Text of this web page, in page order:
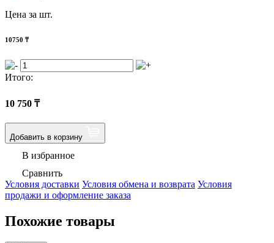
Цена за шт.
10750 ₸
Итого:
10 750 ₸
Добавить в корзину
В избранное
Сравнить
Условия доставки Условия обмена и возврата Условия
продажи и оформление заказа
Похожие товары